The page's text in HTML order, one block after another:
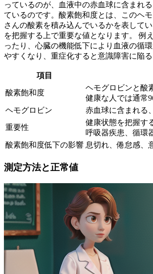
っているのが、血液中の赤血球に含まれ
ているのです。 酸素飽和度とは、 このヘ
さんの酸素を積み込んでいるかを表して
を把握する上で重要な値となります。
例
ったり、心臓の機能低下により血液の循
やすくなり、重症化すると意識障害に陥る
項目
酸素飽和度
ヘモグロビンと酸
健康な人では通常
ヘモグロビン
赤血球に含まれる
重要性
健康状態を把握す
呼吸器疾患、循環
酸素飽和度低下の影響 息切れ、倦怠感、
測定方法と正常値